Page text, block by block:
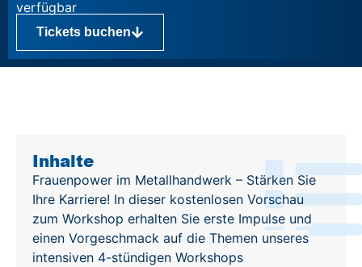
Tickets buchen
Inhalte
Frauenpower im Metallhandwerk – Stärken Sie
Ihre Karriere! In dieser kostenlosen Vorschau
zum Workshop erhalten Sie erste Impulse und
einen Vorgeschmack auf die Themen unseres
intensiven 4-stündigen Workshops